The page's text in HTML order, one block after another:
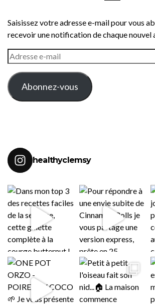
Saisissez votre adresse e-mail pour vous
recevoir une notification de chaque nouvel
ADRESSE
E-
MAIL
Abonnez-vous
healthyclemsy